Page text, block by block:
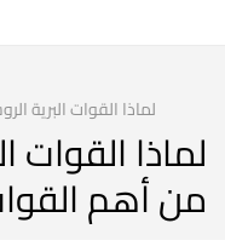
لماذا القوات البرية
لماذا القوات
من أهم